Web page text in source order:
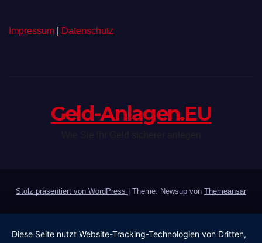
Impressum Datenschutz
Geld-Anlagen.EU
Stolz präsentiert von WordPress Theme: Newsup von Themeansar
Diese Seite nutzt Website-Tracking-Technologien von Dritten,